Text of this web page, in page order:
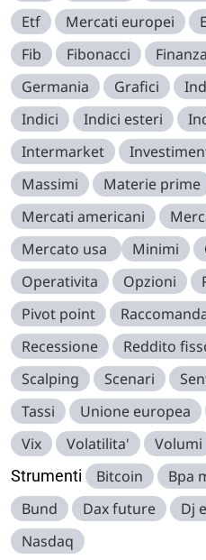
Etf
Mercati europei
Fib
Fibonacci Finanza
Germania
Grafici
Indici
Indici esteri
Intermarket
Massimi
Materie prime
Mercati americani
Mercato usa
Minimi
Operativita
Opzioni
Pivot point
Recessione
Reddito
Scalping
Scenari
Tassi
Unione europea
Vix
Volatilita' Volumi
Strumenti Bitcoin
Bpa
Bund
Dax future Dj
Nasdaq